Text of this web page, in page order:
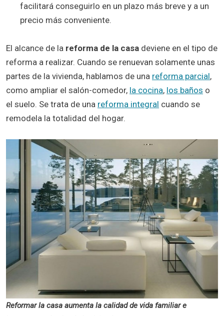
facilitará conseguirlo en un plazo más breve y a un
precio más conveniente.
El alcance de la reforma de la casa deviene en el tipo de
reforma a realizar. Cuando se renuevan solamente unas
partes de la vivienda, hablamos de una reforma parcial,
como ampliar el salón-comedor, la cocina, los baños o
el suelo. Se trata de una reforma integral cuando se
remodela la totalidad del hogar.
Reformar la casa aumenta la calidad de vida familiar e